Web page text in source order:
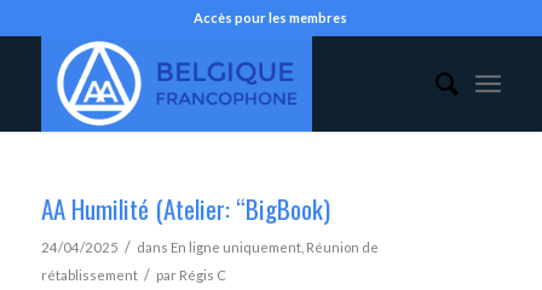
Accès pour les membres
AA Humilité (Atelier: “BigBook)
24/04/2025 / dans En ligne uniquement, Réunion de
rétablissement / par Régis C